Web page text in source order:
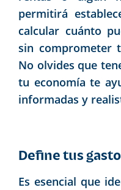
permitirá
calcular cuánto
sin comprometer
No olvides que
tu economía te
informadas y
Define tus
Es esencial que